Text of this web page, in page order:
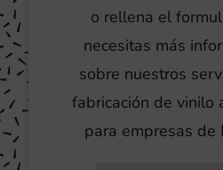
o rellena el
necesitas más
sobre nuestros
fabricación de vinilo
para empresas de